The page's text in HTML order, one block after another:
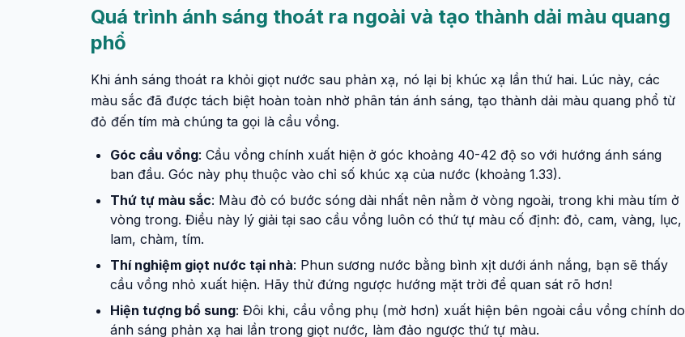
Quá trình ánh sáng thoát ra ngoài và tạo thành dải màu quang
phổ
Khi ánh sáng thoát ra khỏi giọt nước sau phản xạ, nó lại bị khúc xạ lần thứ hai. Lúc này, các
màu sắc đã được tách biệt hoàn toàn nhờ phân tán ánh sáng, tạo thành dải màu quang phổ từ
đỏ đến tím mà chúng ta gọi là cầu vồng.
Góc cầu vồng: Cầu vồng chính xuất hiện ở góc khoảng 40-42 độ so với hướng ánh sáng
ban đầu. Góc này phụ thuộc vào chỉ số khúc xạ của nước (khoảng 1.33).
Thứ tự màu sắc: Màu đỏ có bước sóng dài nhất nên nằm ở vòng ngoài, trong khi màu tím ở
vòng trong. Điều này lý giải tại sao cầu vồng luôn có thứ tự màu cố định: đỏ, cam, vàng, lục,
lam, chàm, tím.
Thí nghiệm giọt nước tại nhà: Phun sương nước bằng bình xịt dưới ánh nắng, bạn sẽ thấy
cầu vồng nhỏ xuất hiện. Hãy thử đứng ngược hướng mặt trời để quan sát rõ hơn!
Hiện tượng bổ sung: Đôi khi, cầu vồng phụ (mờ hơn) xuất hiện bên ngoài cầu vồng chính do
ánh sáng phản xạ hai lần trong giọt nước, làm đảo ngược thứ tự màu.